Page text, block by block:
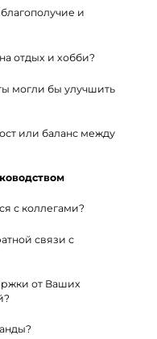
и
отдых и хобби?
могли бы улучшить
или баланс между
с коллегами?
связи с
от Ваших